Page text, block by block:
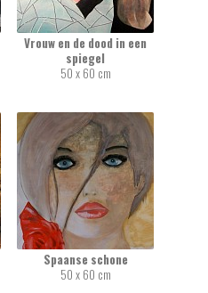
Vrouw en de dood in een
spiegel
50 x 60 cm
Spaanse schone
50 x 60 cm